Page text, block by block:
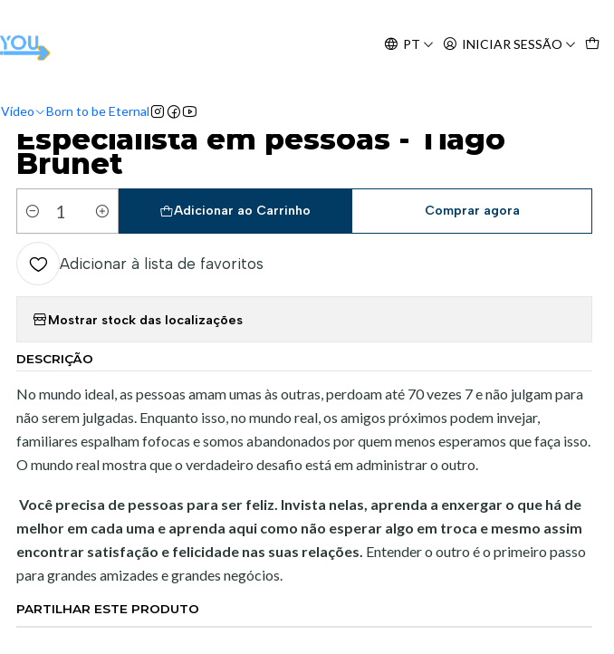
PT INICIAR SESSÃO
Vídeo Born to be Eternal
Especialista em pessoas - Tiago Brunet
|
Especialista em pessoas - Tiago
Brunet
Quantidade
Adicionar ao Carrinho Comprar agora
Adicionar à lista de favoritos
Mostrar stock das localizações
DESCRIÇÃO
No mundo ideal, as pessoas amam umas às outras, perdoam até 70 vezes 7 e não julgam para
não serem julgadas. Enquanto isso, no mundo real, os amigos próximos podem invejar,
familiares espalham fofocas e somos abandonados por quem menos esperamos que faça isso.
O mundo real mostra que o verdadeiro desafio está em administrar o outro.
Você precisa de pessoas para ser feliz. Invista nelas, aprenda a enxergar o que há de
melhor em cada uma e aprenda aqui como não esperar algo em troca e mesmo assim
encontrar satisfação e felicidade nas suas relações. Entender o outro é o primeiro passo
para grandes amizades e grandes negócios.
PARTILHAR ESTE PRODUTO